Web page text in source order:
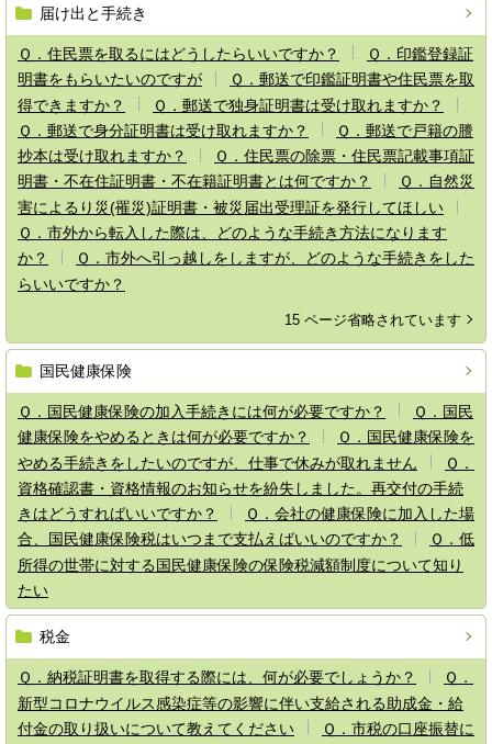
届け出と手続き
Ｑ．住民票を取るにはどうしたらいいですか？
Ｑ．印鑑登録証
明書をもらいたいのですが
Ｑ．郵送で印鑑証明書や住民票を取
得できますか？
Ｑ．郵送で独身証明書は受け取れますか？
Ｑ．郵送で身分証明書は受け取れますか？
Ｑ．郵送で戸籍の謄
抄本は受け取れますか？
Ｑ．住民票の除票・住民票記載事項証
明書・不在住証明書・不在籍証明書とは何ですか？
Ｑ．自然災
害によるり災(罹災)証明書・被災届出受理証を発行してほしい
Ｑ．市外から転入した際は、どのような手続き方法になります
か？
Ｑ．市外へ引っ越しをしますが、どのような手続きをした
らいいですか？
15 ページ省略されています
国民健康保険
Ｑ．国民健康保険の加入手続きには何が必要ですか？
Ｑ．国民
健康保険をやめるときは何が必要ですか？
Ｑ．国民健康保険を
やめる手続きをしたいのですが、仕事で休みが取れません
Ｑ．
資格確認書・資格情報のお知らせを紛失しました。再交付の手続
きはどうすればいいですか？
Ｑ．会社の健康保険に加入した場
合、国民健康保険税はいつまで支払えばいいのですか？
Ｑ．低
所得の世帯に対する国民健康保険の保険税減額制度について知り
たい
税金
Ｑ．納税証明書を取得する際には、何が必要でしょうか？
Ｑ．
新型コロナウイルス感染症等の影響に伴い支給される助成金・給
付金の取り扱いについて教えてください
Ｑ．市税の口座振替に